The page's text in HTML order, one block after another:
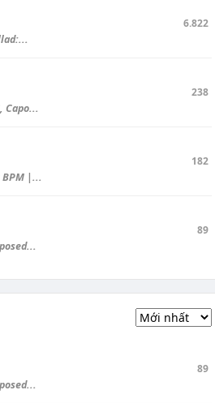
6.822
Capo...
238
BPM |...
182
89
89